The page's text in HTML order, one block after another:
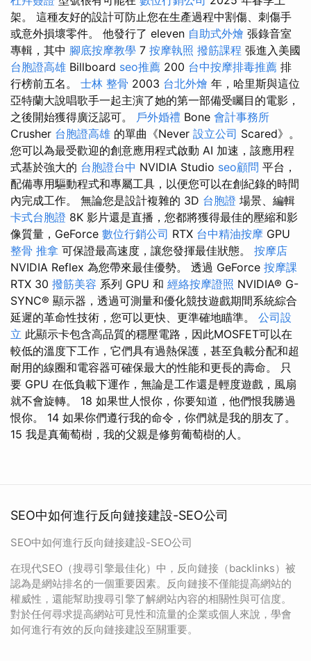
架。 這種友好的設計可防止您在生產過程中割傷、刺傷手
或意外損壞零件。 他發行了 eleven 自助式外燴 張錄音室
專輯，其中 腳底按摩教學 7 按摩執照 撥筋課程 張進入美國
台胞證高雄 Billboard seo推薦 200 台中按摩排毒推薦 排
行榜前五名。 士林 整骨 2003 台北外燴 年，哈里斯與這位
亞特蘭大說唱歌手一起主演了她的第一部備受矚目的電影，
之後開始獲得廣泛認可。 戶外婚禮 Bone 會計事務所
Crusher 台胞證高雄 的單曲《Never 設立公司 Scared》。
您可以為最受歡迎的創意應用程式啟動 AI 加速，該應用程
式基於強大的 台胞證台中 NVIDIA Studio seo顧問 平台，
配備專用驅動程式和專屬工具，以便您可以在創紀錄的時間
內完成工作。 無論您是設計複雜的 3D 台胞證 場景、編輯
卡式台胞證 8K 影片還是直播，您都將獲得最佳的壓縮和影
像質量，GeForce 數位行銷公司 RTX 台中精油按摩 GPU
整骨 推拿 可保證最高速度，讓您發揮最佳狀態。 按摩店
NVIDIA Reflex 為您帶來最佳優勢。 透過 GeForce 按摩課
RTX 30 撥筋美容 系列 GPU 和 經絡按摩證照 NVIDIA® G-
SYNC® 顯示器，透過可測量和優化競技遊戲期間系統綜合
延遲的革命性技術，您可以更快、更準確地瞄準。 公司設
立 此顯示卡包含高品質的穩壓電路，因此MOSFET可以在
較低的溫度下工作，它們具有過熱保護，甚至負載分配和超
耐用的線圈和電容器可確保最大的性能和更長的壽命。 只
要 GPU 在低負載下運作，無論是工作還是輕度遊戲，風扇
就不會旋轉。 18 如果世人恨你，你要知道，他們恨我勝過
恨你。 14 如果你們遵行我的命令，你們就是我的朋友了。
15 我是真葡萄樹，我的父親是修剪葡萄樹的人。
SEO中如何進行反向鏈接建設-SEO公司
SEO中如何進行反向鏈接建設-SEO公司
在現代SEO（搜尋引擎最佳化）中，反向鏈接（backlinks）被
認為是網站排名的一個重要因素。反向鏈接不僅能提高網站的
權威性，還能幫助搜尋引擎了解網站內容的相關性與可信度。
對於任何尋求提高網站可見性和流量的企業或個人來說，學會
如何進行有效的反向鏈接建設至關重要。